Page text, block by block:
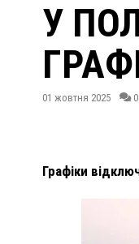
У
01 жовтня 2025 0
Графіки